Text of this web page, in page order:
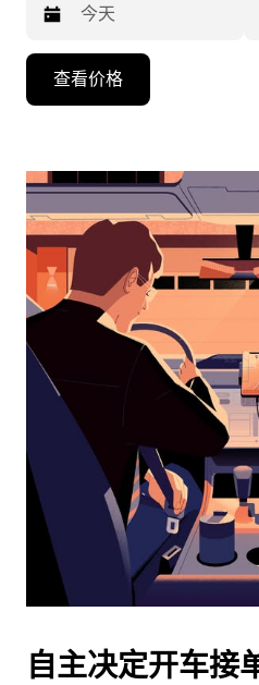
向
头
浏
日
并
期。
按
退
闭
日
查看价格
自主决定开车接